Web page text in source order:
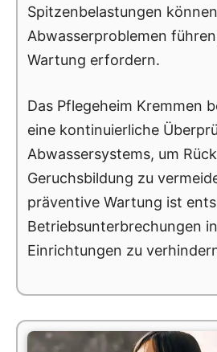
Spitzenbelastungen
Abwasserproblemen
Wartung erfordern.
Das Pflegeheim Kremmen
eine kontinuierliche
Abwassersystems, um
Geruchsbildung zu
präventive Wartung ist
Betriebsunterbrechungen
Einrichtungen zu